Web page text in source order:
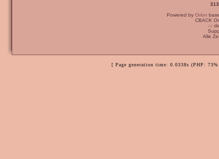
Powered by Orion
CBACK
:-:
Alle
[ Page generation time: 0.0338s (PHP: